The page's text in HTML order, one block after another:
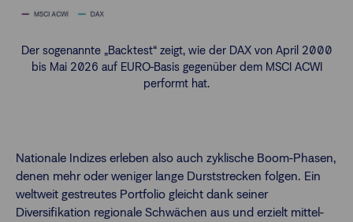
Der sogenannte „Backtest“ zeigt, wie der DAX von April 2000
bis Mai 2026 auf EURO-Basis gegenüber dem MSCI ACWI
performt hat.
Nationale Indizes erleben also auch zyklische Boom-Phasen,
denen mehr oder weniger lange Durststrecken folgen. Ein
weltweit gestreutes Portfolio gleicht dank seiner
Diversifikation regionale Schwächen aus und erzielt mittel-